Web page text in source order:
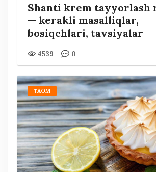
Shanti krem tayyorlash
— kerakli masalliqlar,
bosiqchlari, tavsiyalar
4539 0
TAOM